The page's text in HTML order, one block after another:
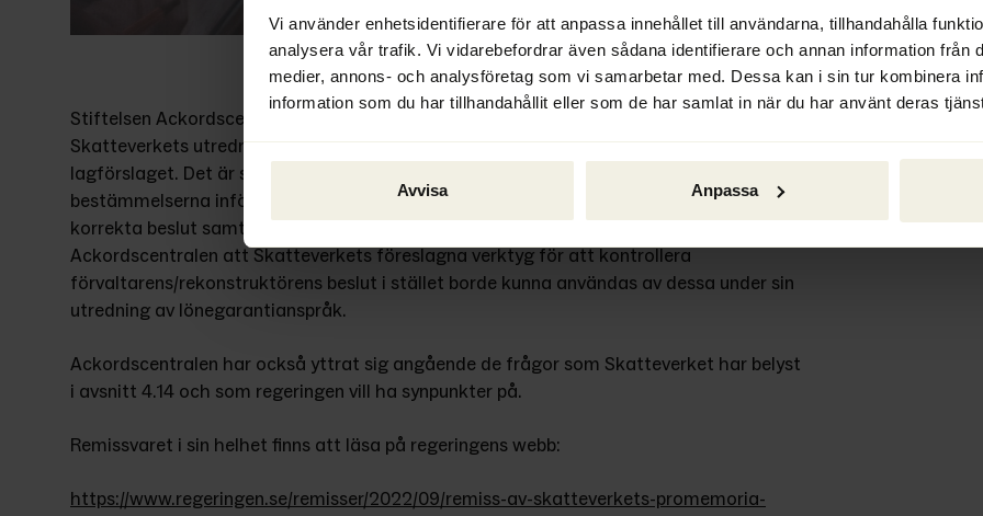
Vi använder enhetsidentifierare för att anpassa innehållet till användarna, tillhandahålla
analysera vår trafik. Vi vidarebefordrar även sådana identifierare och annan information från
medier, annons- och analysföretag som vi samarbetar med. Dessa kan i sin tur kombinera
information som du har tillhandahållit eller som de har samlat in när du har använt deras
Avvisa Anpassa
Stiftelsen Ackordscentralen (”Ackordscentralen”), som har fått möjlighet att under
Skatteverkets utredning lämna sina synpunkter, är i huvudsak positivt inställt till
lagförslaget. Det är särskilt angeläget att de föreslagna sekretessbrytande
bestämmelserna införs. Dessa kommer att öka förutsättningarna för att fatta
korrekta beslut samt förhindra missbruk av
Ackordscentralen att Skatteverkets föreslagna verktyg för att kontrollera
förvaltarens/rekonstruktörens beslut i stället borde kunna användas av dessa under sin
utredning av lönegarantianspråk.
Ackordscentralen har också yttrat sig angående de frågor som Skatteverket har belyst
i avsnitt 4.14 och som regeringen vill ha synpunkter på.
Remissvaret i sin helhet finns att läsa på regeringens webb:
https://www.regeringen.se/remisser/2022/09/remiss-av-skatteverkets-promemoria-